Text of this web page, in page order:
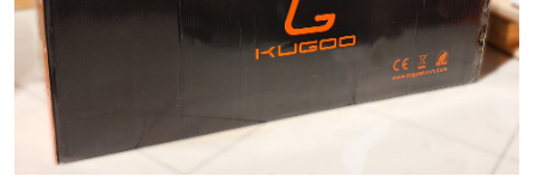
Внешний вид